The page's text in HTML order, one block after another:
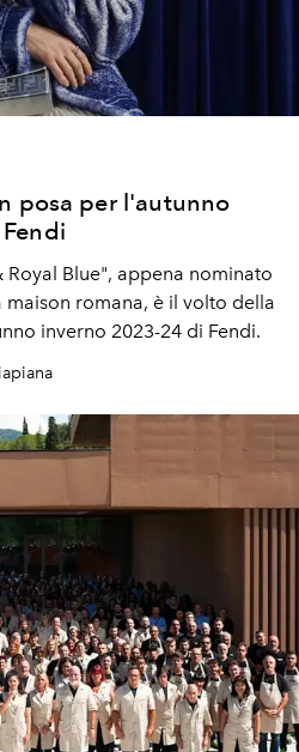
posa per l'autunno
Blue", appena nominato
romana, è il volto della
inverno 2023-24 di Fendi.